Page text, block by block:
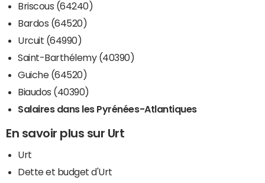
Briscous (64240)
Bardos (64520)
Urcuit (64990)
Saint-Barthélemy (40390)
Guiche (64520)
Biaudos (40390)
Salaires dans les Pyrénées-Atlantiques
En savoir plus sur Urt
Urt
Dette et budget d'Urt